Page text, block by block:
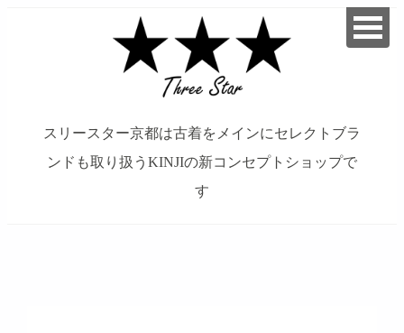
スリースター京都は古着をメインにセレクトブラ
ンドも取り扱うKINJIの新コンセプトショップで
す